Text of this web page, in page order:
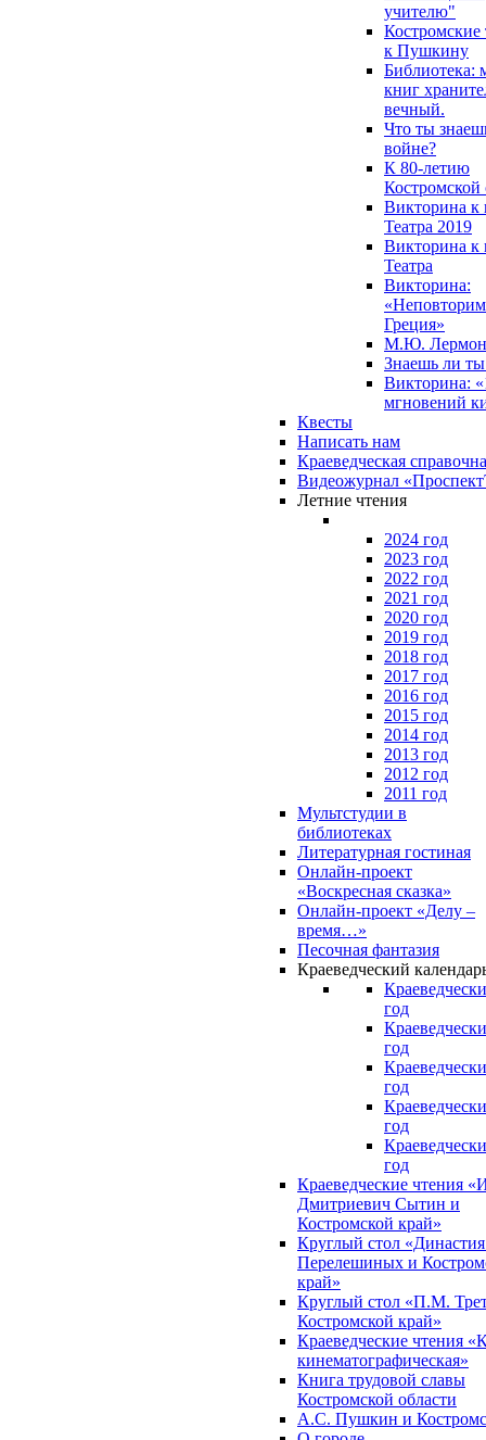
учителю"
к Пушкину
Библиотека:
книг
вечный.
Что ты
войне?
К 80-летию
Костромской
Викторина к
Театра 2019
Викторина к
Театра
Викторина:
Греция»
М.Ю.
Знаешь ли
Викторина:
мгновений
Квесты
Написать нам
Краеведческая
Видеожурнал
Летние чтения
2024 год
2023 год
2022 год
2021 год
2020 год
2019 год
2018 год
2017 год
2016 год
2015 год
2014 год
2013 год
2012 год
2011 год
Мультстудии в
библиотеках
Литературная гостиная
Онлайн-проект
«Воскресная сказка»
Онлайн-проект «Делу –
время…»
Песочная фантазия
Краеведческий
год
год
год
год
год
Краеведческие чтения
Дмитриевич Сытин и
Костромской край»
Круглый стол
Перелешиных и
край»
Круглый стол «П.М.
Костромской край»
Краеведческие чтения
кинематографическая»
Книга трудовой славы
Костромской области
А.С. Пушкин и